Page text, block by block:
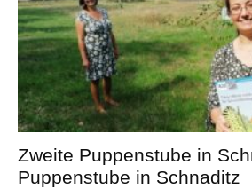
Zweite Puppenstube in
Puppenstube in Schnaditz